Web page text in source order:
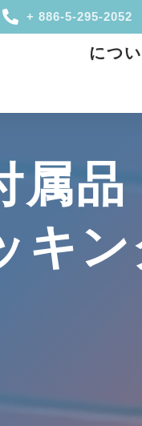
+ 886-5-295-2052
につ
属
キ